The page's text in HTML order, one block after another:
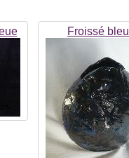
Froissé bleu